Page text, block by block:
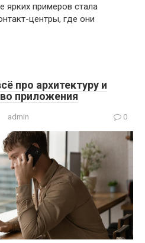
ярких примеров стала
центры, где они
про архитектуру и
приложения
admin 0